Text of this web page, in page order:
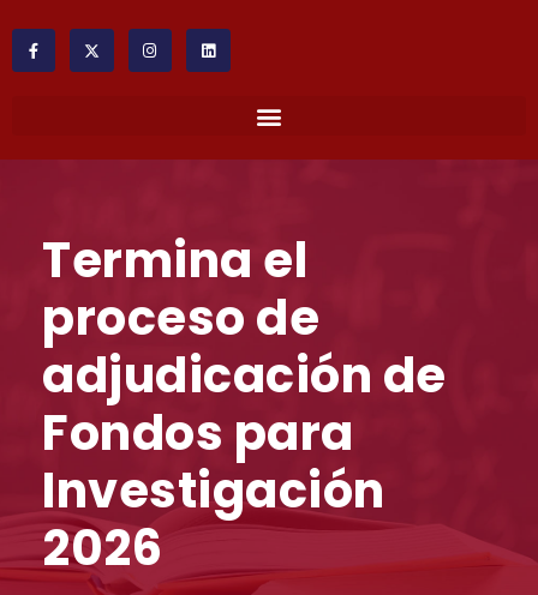
Termina el
proceso de
adjudicación de
Fondos para
Investigación
2026